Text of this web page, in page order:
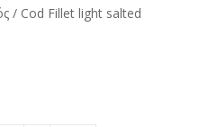
/ Cod Fillet light salted